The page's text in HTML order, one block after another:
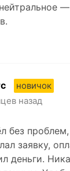
новичок
назад
без
заявку,
деньги.